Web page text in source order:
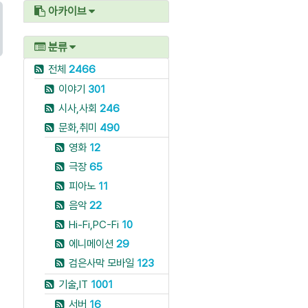
아카이브
분류
전체 2466
이야기 301
시사,사회 246
문화,취미 490
영화 12
극장65
피아노 11
음악22
Hi-Fi,PC-Fi 10
에니메이션 29
검은사막 모바일 123
기술,IT 1001
서버 16